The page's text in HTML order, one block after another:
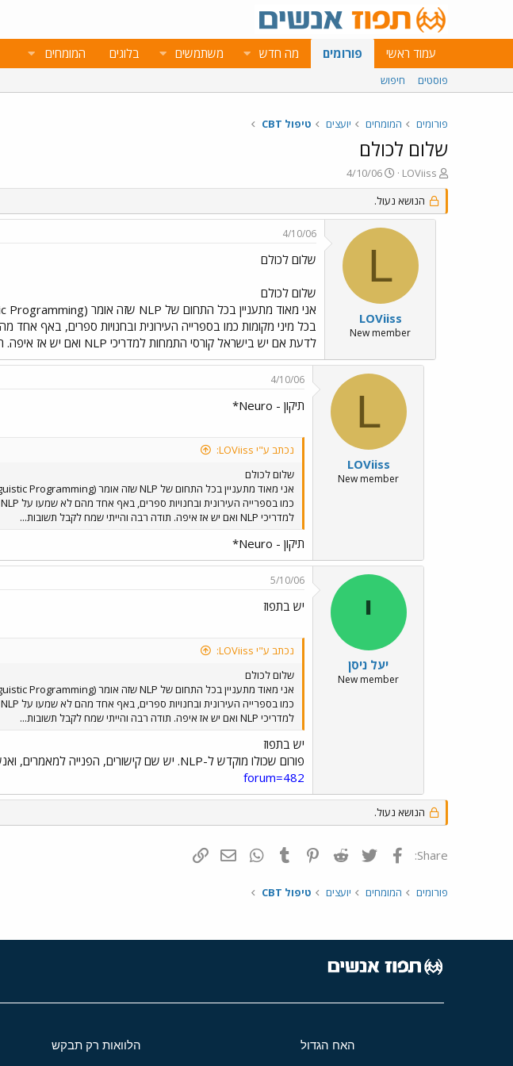
עמוד ראשי פורומים מה חדש משתמשים בלוגים המומחים
פוסטים חיפוש
פורומים המומחים יועצים טיפול CBT
שלום לכולם
פ
ו
ת
ח
LOViiss
פ
ו
ר
ס
ם
ר
י
ך
4/10/06
הנושא נעול.
L
LOViiss
New member
4/10/06
שלום לכולם
שלום לכולם
לדעת אם יש בישראל קורסי התמחות למדריכי NLP ואם יש אז איפה. תודה רבה והייתי שמח לקבל תשובות...
L
LOViiss
New member
4/10/06
תיקון - Neuro*
נכתב ע"י LOViiss:
שלום לכולם
למדריכי NLP ואם יש אז איפה. תודה רבה והייתי שמח לקבל תשובות...
תיקון - Neuro*
י
יעל ניסן
New member
5/10/06
יש בתפוז
נכתב ע"י LOViiss:
שלום לכולם
למדריכי NLP ואם יש אז איפה. תודה רבה והייתי שמח לקבל תשובות...
יש בתפוז
פורום שכולו מוקדש ל-NLP. יש שם קישורים, הפנייה למאמרים, ואנשים בתוך העניין שיכולים לכוון אותך.
forum=482
הנושא נעול.
Share: פייסבוק Twitter
Reddit
Pinterest
Tumblr
WhatsAppדואר אלקטרוני
פורומים המומחים יועצים טיפול CBT
האח הגדול הלוואות רק תבקש